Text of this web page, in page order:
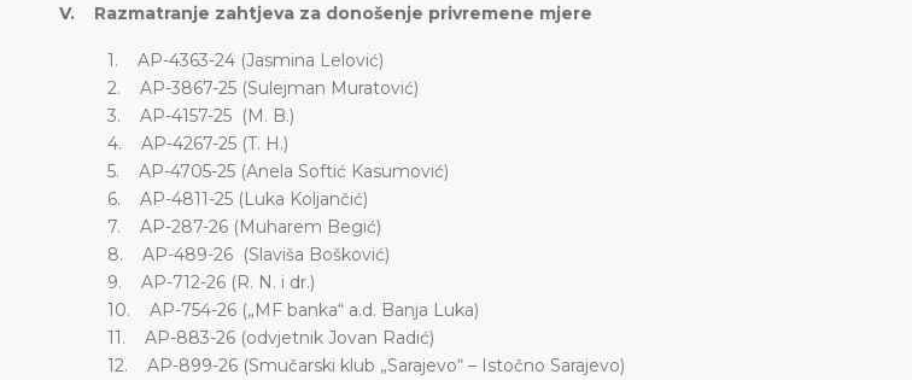
V. Razmatranje zahtjeva za donošenje privremene mjere
1. AP-4363-24 (Jasmina Lelović)
2. AP-3867-25 (Sulejman Muratović)
3. AP-4157-25 (M. B.)
4. AP-4267-25 (T. H.)
5. AP-4705-25 (Anela Softić Kasumović)
6. AP-4811-25 (Luka Koljančić)
7. AP-287-26 (Muharem Begić)
8. AP-489-26 (Slaviša Bošković)
9. AP-712-26 (R. N. i dr.)
10. AP-754-26 („MF banka“ a.d. Banja Luka)
11. AP-883-26 (odvjetnik Jovan Radić)
12. AP-899-26 (Smučarski klub „Sarajevo“ – Istočno Sarajevo)